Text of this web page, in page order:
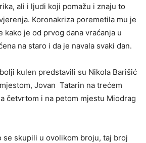
ali i ljudi koji pomažu i znaju to
Koronakriza poremetila mu je
kako je od prvog dana vraćanja u
na staro i da je navala svaki dan.
kulen predstavili su Nikola Barišić
Jovan Tatarin na trećem
četvrtom i na petom mjestu Miodrag
se skupili u ovolikom broju, taj broj